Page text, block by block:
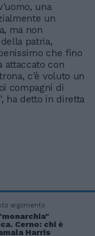
una
un
ma non
patria,
che fino
attaccato con
c'è voluto un
compagni di
ha detto in diretta
argomento
Cerno: chi è
Harris